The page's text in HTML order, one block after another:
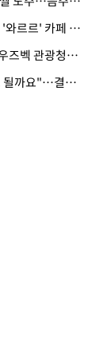
· "하마터면"…영업 끝나자마자 '와르르' 카페 테라스 덮친 대리석 외벽
· "음료 한 캔에 1만1000원?"…우즈벡 관광청까지 나섰다, 유튜버 폭로 후폭풍
· "300만원 보낸 전 남친, 받아도 될까요"…결혼 앞둔 예비신부의 뜻밖 고충